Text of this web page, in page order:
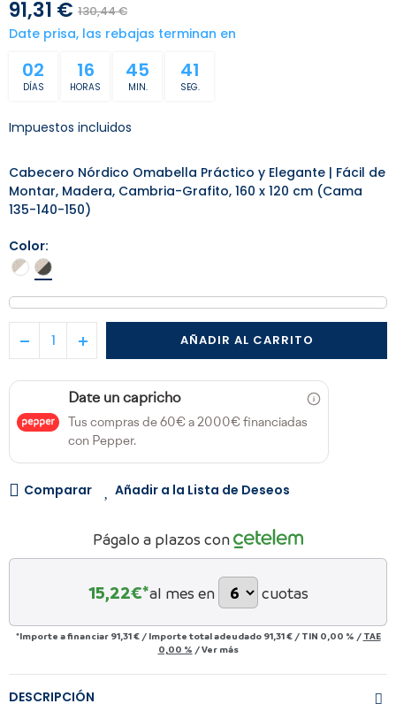
91,31 € 130,44 €
Date prisa, las rebajas terminan en
02
DÍAS
16
HORAS
45
MIN.
41
SEG.
Impuestos incluidos
Cabecero Nórdico Omabella Práctico y Elegante | Fácil de
Montar, Madera, Cambria-Grafito, 160 x 120 cm (Cama
135-140-150)
Color
AÑADIR AL CARRITO
Date un capricho
Tus compras de 60€ a 2000€ financiadas
con Pepper.
Comparar Añadir a la Lista de Deseos
Págalo a plazos con
15,22€*al mes en cuotas
*Importe a financiar 91,31 € / Importe total adeudado 91,31 €/ TIN 0,00 % / TAE
0,00 % /Ver más
DESCRIPCIÓN